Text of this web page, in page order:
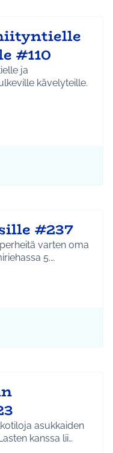
#110
ja
kävelyteille.
- Hyrylä
#237
varten oma
5.…
- Hyrylä
asukkaiden
ja oleskeluun. - Lasten kanssa lii…